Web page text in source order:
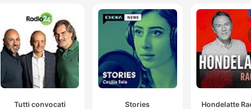
Tutti convocati Stories Hondelatte